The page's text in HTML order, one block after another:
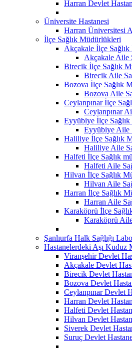
Harran Devlet
Üniversite Hastanesi
Harran Üniversitesi
İlçe Sağlık Müdürlükleri
Akçakale İlçe
Akçakale Aile
Birecik İlçe Sağlık
Birecik Aile
Bozova İlçe Sağlık
Bozova Aile
Ceylanpınar İlçe
Ceylanpınar
Eyyübiye İlçe
Eyyübiye Aile
Haliliye İlçe Sağlık
Haliliye Aile
Halfeti İlçe Sağlık
Halfeti Aile
Hilvan İlçe Sağlık
Hilvan Aile
Harran İlçe Sağlık
Harran Aile
Karaköprü İlçe
Karaköprü
Şanlıurfa Halk Sağlığı
Hastanelerdeki Aşı Kuduz
Viranşehir Devlet
Akçakale Devlet
Birecik Devlet
Bozova Devlet
Ceylanpınar Devlet
Harran Devlet
Halfeti Devlet
Hilvan Devlet
Siverek Devlet
Suruç Devlet